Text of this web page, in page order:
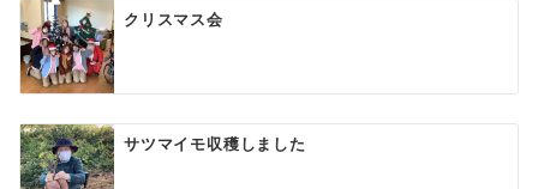
クリスマス会
サツマイモ収穫しました